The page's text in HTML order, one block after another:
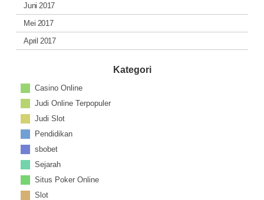
Juni 2017
Mei 2017
April 2017
Kategori
Casino Online
Judi Online Terpopuler
Judi Slot
Pendidikan
sbobet
Sejarah
Situs Poker Online
Slot